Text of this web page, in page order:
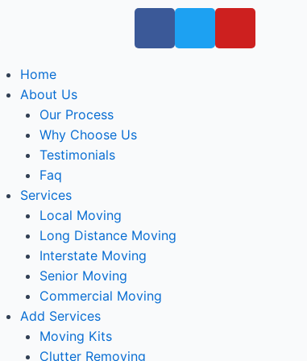
Home
About Us
Our Process
Why Choose Us
Testimonials
Faq
Services
Local Moving
Long Distance Moving
Interstate Moving
Senior Moving
Commercial Moving
Add Services
Moving Kits
Clutter Removing